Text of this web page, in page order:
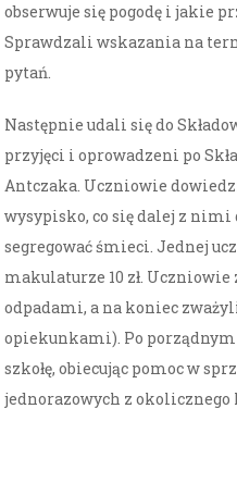
obserwuje się pogodę i jakie
Sprawdzali wskazania na
pytań.
Następnie udali się do
przyjęci i oprowadzeni po
Antczaka. Uczniowie
wysypisko, co się dalej z nimi
segregować śmieci. Jednej
makulaturze 10 zł.
odpadami, a na koniec
opiekunkami). Po
szkołę, obiecując pomoc w
jednorazowych z okolicznego